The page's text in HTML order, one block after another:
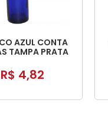
AZUL CONTA
TAMPA PRATA
R$ 4,82